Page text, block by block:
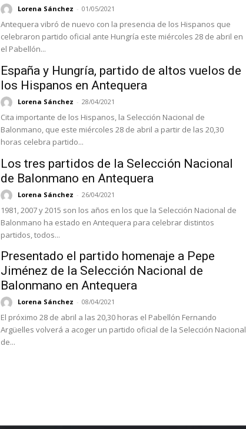
Lorena Sánchez - 01/05/2021
Antequera vibró de nuevo con la presencia de los Hispanos que
celebraron partido oficial ante Hungría este miércoles 28 de abril en
el Pabellón...
España y Hungría, partido de altos vuelos de
los Hispanos en Antequera
Lorena Sánchez - 28/04/2021
Cita importante de los Hispanos, la Selección Nacional de
Balonmano, que este miércoles 28 de abril a partir de las 20,30
horas celebra partido...
Los tres partidos de la Selección Nacional
de Balonmano en Antequera
Lorena Sánchez - 26/04/2021
1981, 2007 y 2015 son los años en los que la Selección Nacional de
Balonmano ha estado en Antequera para celebrar distintos
partidos, todos...
Presentado el partido homenaje a Pepe
Jiménez de la Selección Nacional de
Balonmano en Antequera
Lorena Sánchez - 08/04/2021
El próximo 28 de abril a las 20,30 horas el Pabellón Fernando
Argüelles volverá a acoger un partido oficial de la Selección Nacional
de...